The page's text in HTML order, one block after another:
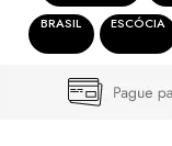
BRASIL ESCÓCIA